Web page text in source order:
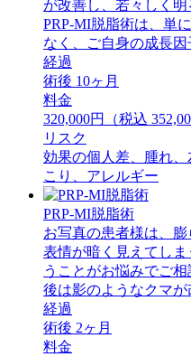
が改善し、若々しく明
PRP-MI脱脂術は、単
なく、ご自身の成長
経過
術後 10ヶ月
料金
320,000円（税込
リスク
効果の個人差、腫れ
こり、アレルギー
PRP-MI脱脂術
お写真の患者様は、
表情が暗く見えてし
うことがお悩みでご
後は影のようなクマ
経過
術後 2ヶ月
料金